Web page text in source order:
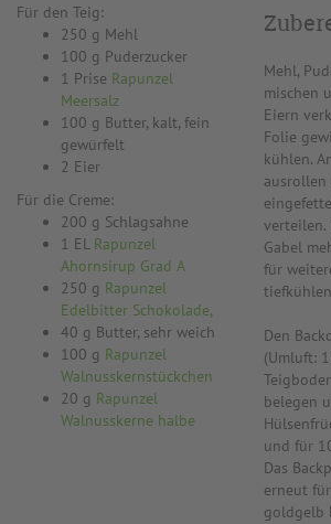
Für den Teig:
250 g Mehl
100 g Puderzucker
1 Prise Rapunzel
Meersalz
100 g Butter, kalt, fein
gewürfelt
2 Eier
Für die Creme:
200 g Schlagsahne
1 EL Rapunzel
Ahornsirup Grad A
250 g Rapunzel
Edelbitter Schokolade,
40 g Butter, sehr weich
100 g Rapunzel
Walnusskernstückchen
20 g Rapunzel
Walnusskerne halbe
Mehl,
mischen
Eiern
Folie
kühlen.
verteilen.
Gabel
für
Den
(Umluft:
belegen
und für
Das
erneut
goldgelb